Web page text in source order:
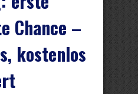
Chance –
kostenlos